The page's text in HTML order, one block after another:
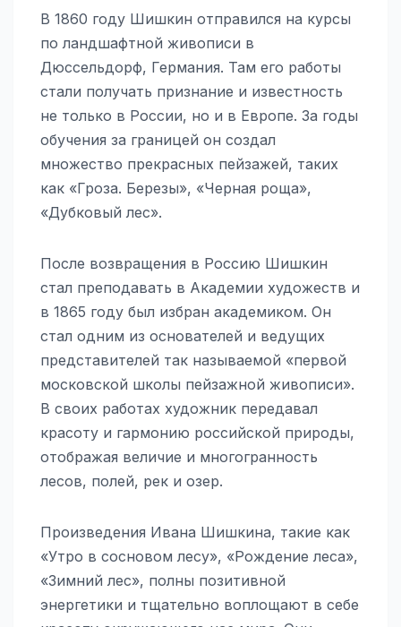
В 1860 году Шишкин отправился на курсы
по ландшафтной живописи в
Дюссельдорф, Германия. Там его работы
стали получать признание и известность
не только в России, но и в Европе. За годы
обучения за границей он создал
множество прекрасных пейзажей, таких
как «Гроза. Березы», «Черная роща»,
«Дубковый лес».
После возвращения в Россию Шишкин
стал преподавать в Академии художеств и
в 1865 году был избран академиком. Он
стал одним из основателей и ведущих
представителей так называемой «первой
московской школы пейзажной живописи».
В своих работах художник передавал
красоту и гармонию российской природы,
отображая величие и многогранность
лесов, полей, рек и озер.
Произведения Ивана Шишкина, такие как
«Утро в сосновом лесу», «Рождение леса»,
«Зимний лес», полны позитивной
энергетики и тщательно воплощают в себе